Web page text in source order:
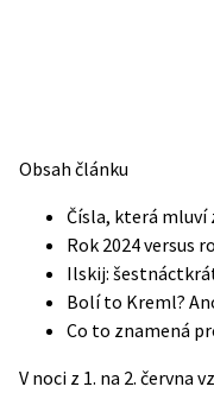
Obsah článku
Čísla, která mluví
Rok 2024 versus
Ilskij:
Bolí to Kreml?
Co to znamená
V noci z 1. na 2. června